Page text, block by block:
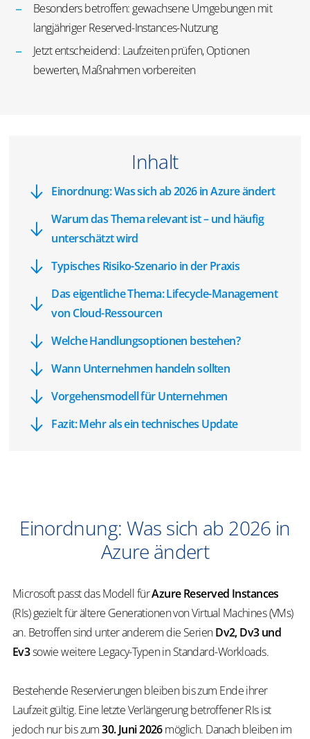
Besonders betroffen: gewachsene Umgebungen mit
langjähriger Reserved-Instances-Nutzung
Jetzt entscheidend: Laufzeiten prüfen, Optionen
bewerten, Maßnahmen vorbereiten
Inhalt
Einordnung: Was sich ab 2026 in Azure ändert
Warum das Thema relevant ist – und häufig
unterschätzt wird
Typisches Risiko-Szenario in der Praxis
Das eigentliche Thema: Lifecycle-Management
von Cloud-Ressourcen
Welche Handlungsoptionen bestehen?
Wann Unternehmen handeln sollten
Vorgehensmodell für Unternehmen
Fazit: Mehr als ein technisches Update
Einordnung: Was sich ab 2026 in
Azure ändert
Microsoft passt das Modell fürAzure Reserved Instances
(RIs)gezielt für ältere Generationen von Virtual Machines (VMs)
an. Betroffen sind unter anderem die SerienDv2, Dv3 und
Ev3sowie weitere Legacy-Typen in Standard-Workloads.
Bestehende Reservierungen bleiben bis zum Ende ihrer
Laufzeit gültig. Eine letzte Verlängerung betroffener RIs ist
jedoch nur bis zum30. Juni 2026möglich. Danach bleiben im